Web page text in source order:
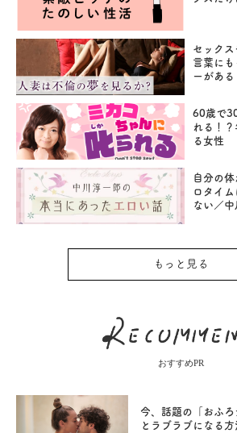
セック
言葉にも
ーがある
60歳で
れる！
る女性
自分の
ロタイ
ない／
もっと見る
おすすめPR
今、話題の「おふ
とラブラブになる